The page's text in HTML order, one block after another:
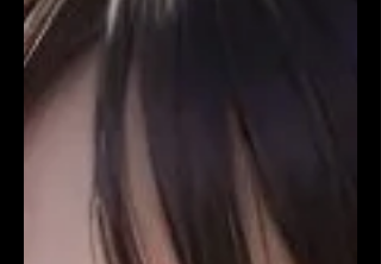
고 선택했다면,지금은 실제 근무 후기 수입 구
조 설명 장단점 비교 글 을 미리 확인할 수 있습
니다.덕분에 초보자도 실제 근무 분위기를 예
상 하고 지원할 수 있어요. 유흥알바 3️⃣ 네이버
준이 됐다 검색했을 때 정보가 정리